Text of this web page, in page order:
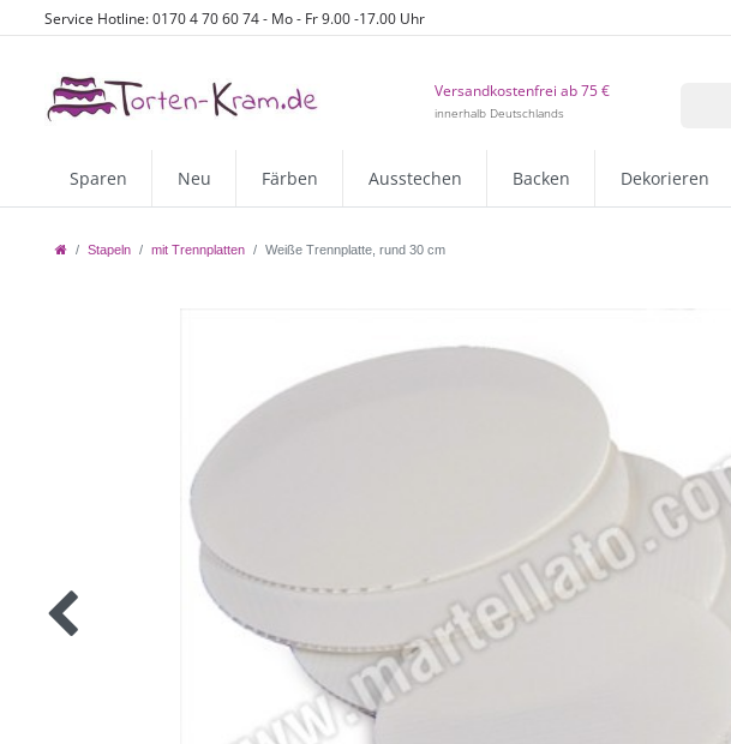
Service Hotline: 0170 4 70 60 74 - Mo - Fr 9.00 -17.00 Uhr
Versandkostenfrei ab 75 €
innerhalb Deutschlands
Sparen Neu Färben Ausstechen Backen Dekorieren
Stapeln mit Trennplatten Weiße Trennplatte, rund 30 cm